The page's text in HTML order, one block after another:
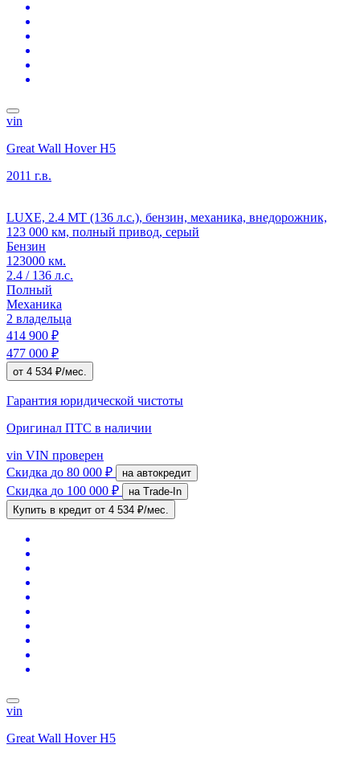
vin
Great Wall Hover H5
2011 г.в.
LUXE, 2.4 MT (136 л.с.), бензин, механика, внедорожник,
123 000 км, полный привод, серый
Бензин
123000 км.
2.4 / 136 л.с.
Полный
Механика
2 владельца
414 900 ₽
477 000 ₽
от 4 534 ₽/мес.
Гарантия юридической чистоты
Оригинал ПТС в наличии
vin VIN проверен
Скидка до 80 000 ₽ на автокредит
Скидка до 100 000 ₽
на Trade-In
Купить в кредит от 4 534 ₽/мес.
vin
Great Wall Hover H5